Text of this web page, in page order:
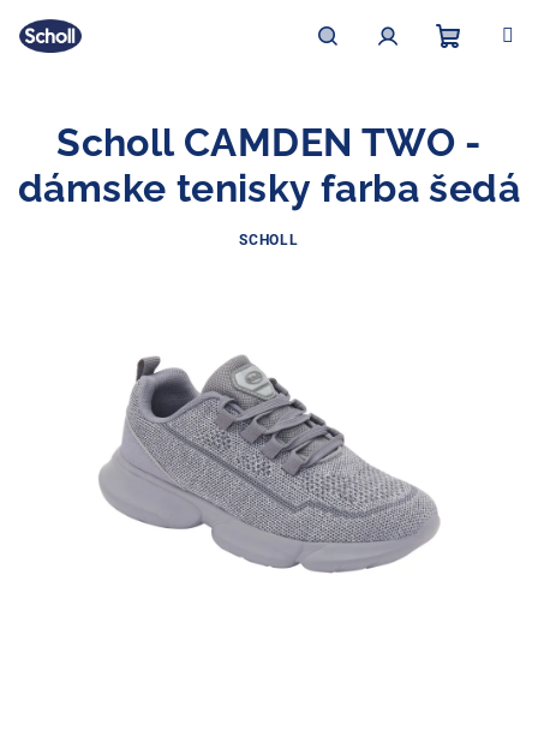
obsah
košík
Scholl CAMDEN TWO -
dámske tenisky farba šedá
SCHOLL